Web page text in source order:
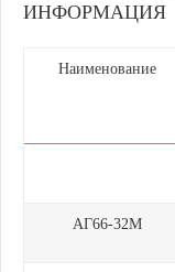
ИНФОРМАЦИЯ
Наименование
АГ66-32М